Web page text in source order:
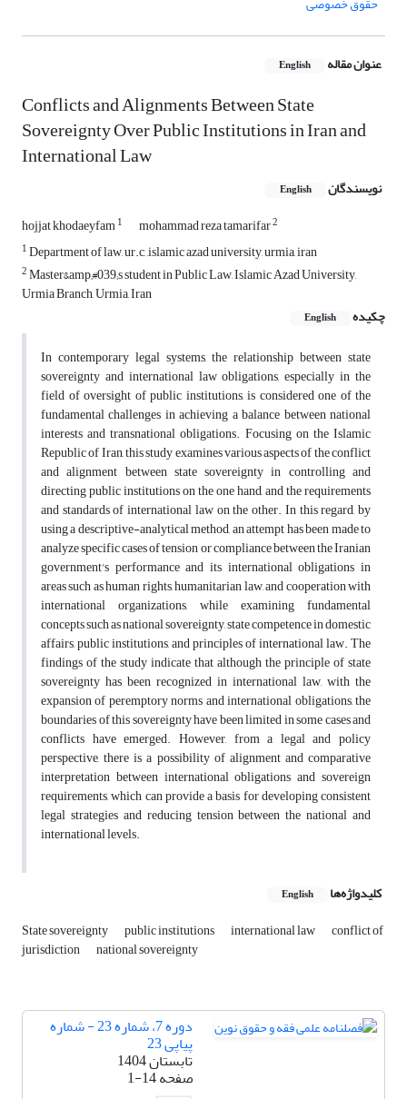
عنوان مقاله English
Conflicts and Alignments Between State
Sovereignty Over Public Institutions in Iran and
International Law
نویسندگان English
hojjat khodaeyfam1 mohammad reza tamarifar2
1Department of law, ur.c, ,islamic azad university, urmia, iran
2Master&amp;#039;s student in Public Law, Islamic Azad University,
Urmia Branch, Urmia, Iran
چکیده
English
In contemporary legal systems, the relationship between state
sovereignty and international law obligations, especially in the
field of oversight of public institutions, is considered one of the
fundamental challenges in achieving a balance between national
interests and transnational obligations. Focusing on the Islamic
Republic of Iran, this study examines various aspects of the conflict
and alignment between state sovereignty in controlling and
directing public institutions on the one hand, and the requirements
and standards of international law on the other. In this regard, by
using a descriptive-analytical method, an attempt has been made to
analyze specific cases of tension or compliance between the Iranian
government's performance and its international obligations in
areas such as human rights, humanitarian law, and cooperation with
international organizations, while examining fundamental
concepts such as national sovereignty, state competence in domestic
affairs, public institutions, and principles of international law. The
findings of the study indicate that although the principle of state
sovereignty has been recognized in international law, with the
expansion of peremptory norms and international obligations, the
boundaries of this sovereignty have been limited in some cases and
conflicts have emerged. However, from a legal and policy
perspective, there is a possibility of alignment and comparative
interpretation between international obligations and sovereign
requirements, which can provide a basis for developing consistent
legal strategies and reducing tension between the national and
international levels.
کلیدواژه‌ها English
State sovereignty public institutions international law conflict of
jurisdiction national sovereignty
دوره 7، شماره 23 - شماره
پیاپی 23
تابستان 1404
صفحه1-14